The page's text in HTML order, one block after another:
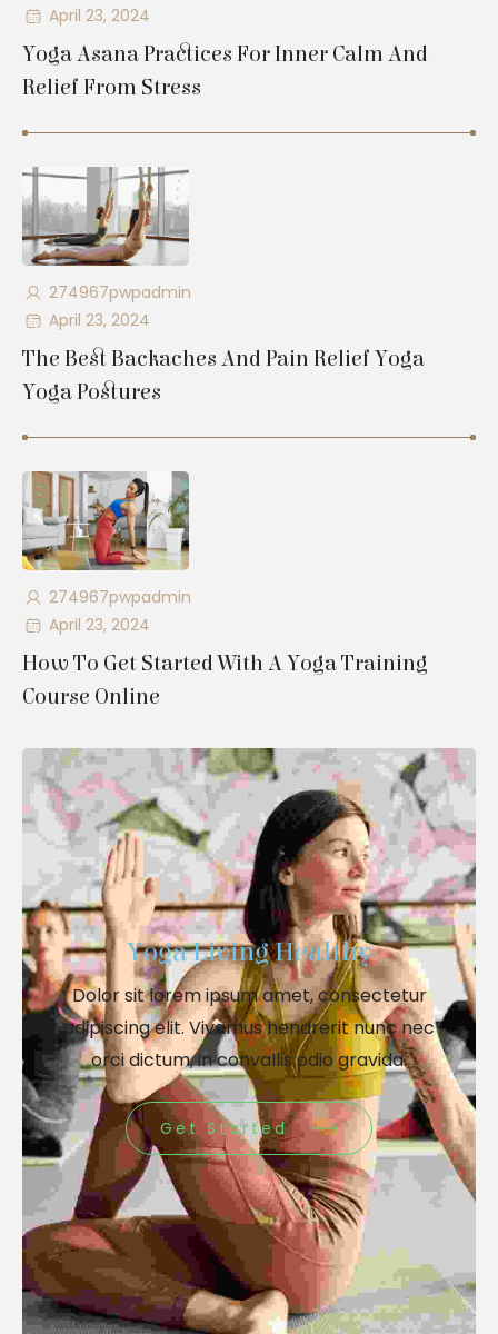
April 23, 2024
Yoga Asana Practices For Inner Calm And
Relief From Stress
April 23, 2024
274967pwpadmin
The Best Backaches And Pain Relief Yoga
Yoga Postures
April 23, 2024
274967pwpadmin
How To Get Started With A Yoga Training
Course Online
Yoga Living Healthy
Dolor sit lorem ipsum amet, consectetur
adipiscing elit. Vivamus hendrerit nunc nec
orci dictum, in convallis odio gravida.
Get Started